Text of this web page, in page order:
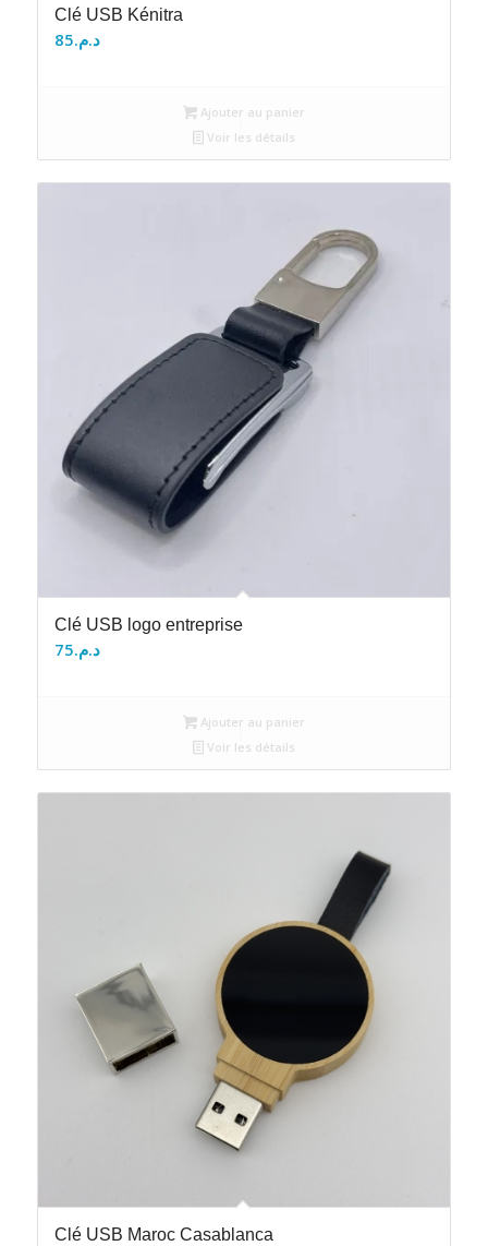
Clé USB Kénitra
د.م.85
Ajouter au panier
Voir les détails
Clé USB logo entreprise
د.م.75
Ajouter au panier
Voir les détails
Clé USB Maroc Casablanca